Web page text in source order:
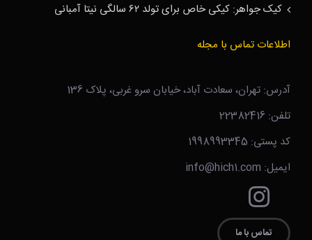
کیک جواهر: کیکی خاص برای تولد ۶۲ سالگی نیتا آمبانی
اطلاعات تماس با مجله
آدرس: تهران، سعادت آباد، خیابان سرو غربی، پلاک 136
تلفن: 22382416
کد پستی: 1998993345
ایمیل: info@hich1.com
تماس با ما